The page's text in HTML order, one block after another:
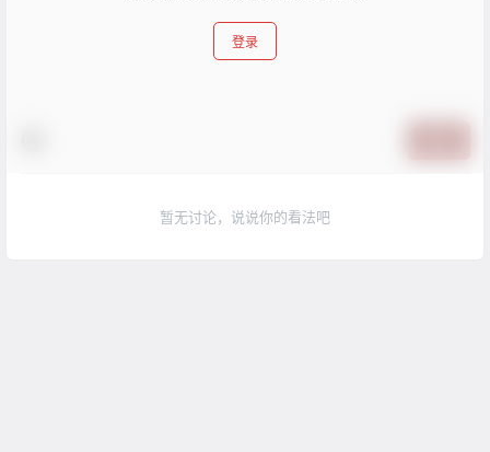
登录
暂无讨论，说说你的看法吧